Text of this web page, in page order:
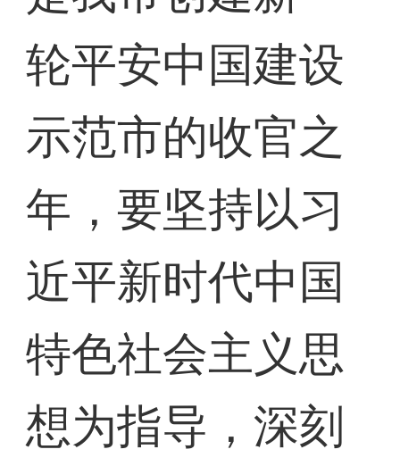
轮平安中国建设
示范市的收官之
年，要坚持以习
近平新时代中国
特色社会主义思
想为指导，深刻